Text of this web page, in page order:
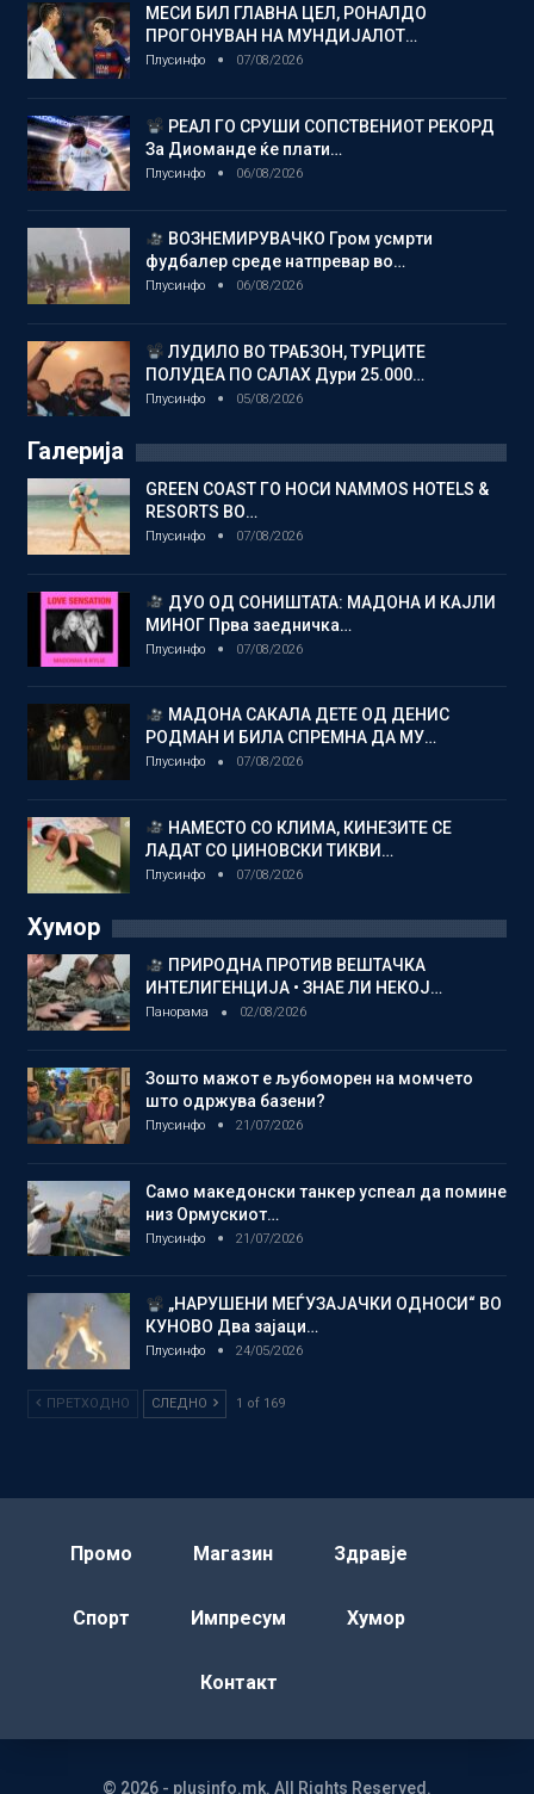
МЕСИ БИЛ ГЛАВНА ЦЕЛ, РОНАЛДО
ПРОГОНУВАН НА МУНДИЈАЛОТ…
Плусинфо 07/08/2026
РЕАЛ ГО СРУШИ СОПСТВЕНИОТ РЕКОРД
За Диоманде ќе плати…
Плусинфо 06/08/2026
ВОЗНЕМИРУВАЧКО Гром усмрти
фудбалер среде натпревар во…
Плусинфо 06/08/2026
ЛУДИЛО ВО ТРАБЗОН, ТУРЦИТЕ
ПОЛУДЕА ПО САЛАХ Дури 25.000…
Плусинфо 05/08/2026
Галерија
GREEN COAST ГО НОСИ NAMMOS HOTELS &
RESORTS ВО…
Плусинфо 07/08/2026
ДУО ОД СОНИШТАТА: МАДОНА И КАЈЛИ
МИНОГ Прва заедничка…
Плусинфо 07/08/2026
МАДОНА САКАЛА ДЕТЕ ОД ДЕНИС
РОДМАН И БИЛА СПРЕМНА ДА МУ…
Плусинфо 07/08/2026
НАМЕСТО СО КЛИМА, КИНЕЗИТЕ СЕ
ЛАДАТ СО ЏИНОВСКИ ТИКВИ…
Плусинфо 07/08/2026
Хумор
ПРИРОДНА ПРОТИВ ВЕШТАЧКА
ИНТЕЛИГЕНЦИЈА • ЗНАЕ ЛИ НЕКОЈ…
Панорама 02/08/2026
Зошто мажот е љубоморен на момчето
што одржува базени?
Плусинфо 21/07/2026
Само македонски танкер успеал да помине
низ Ормускиот…
Плусинфо 21/07/2026
„НАРУШЕНИ МЕЃУЗАЈАЧКИ ОДНОСИ“ ВО
КУНОВО Два зајаци…
Плусинфо 24/05/2026
ПРЕТХОДНО СЛЕДНО 1 of 169
Промо Магазин Здравје
Спорт Импресум Хумор
Контакт
© 2026 - plusinfo.mk. All Rights Reserved.